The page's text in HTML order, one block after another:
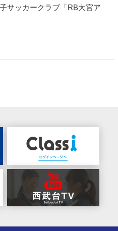
サッカークラブ「RB大宮ア